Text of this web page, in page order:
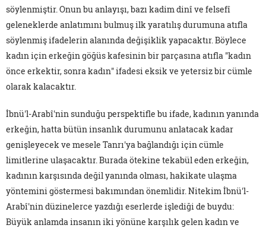
söylenmiştir. Onun bu anlayışı, bazı kadim dinî ve felsefî
geleneklerde anlatımını bulmuş ilk yaratılış durumuna atıfla
söylenmiş ifadelerin alanında değişiklik yapacaktır. Böylece
kadın için erkeğin göğüs kafesinin bir parçasına atıfla "kadın
önce erkektir, sonra kadın" ifadesi eksik ve yetersiz bir cümle
olarak kalacaktır.
İbnü'l-Arabî'nin sunduğu perspektifle bu ifade, kadının yanında
erkeğin, hatta bütün insanlık durumunu anlatacak kadar
genişleyecek ve mesele Tanrı'ya bağlandığı için cümle
limitlerine ulaşacaktır. Burada ötekine tekabül eden erkeğin,
kadının karşısında değil yanında olması, hakikate ulaşma
yöntemini göstermesi bakımından önemlidir. Nitekim İbnü'l-
Arabî'nin düzinelerce yazdığı eserlerde işlediği de buydu:
Büyük anlamda insanın iki yönüne karşılık gelen kadın ve